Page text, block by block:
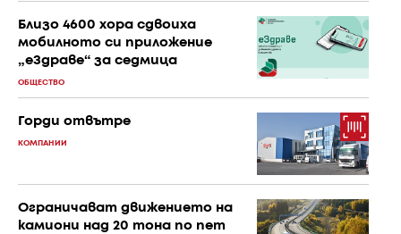
Близо 4600 хора сдвоиха
мобилното си приложение
„еЗдраве“ за седмица
ОБЩЕСТВО
Горди отвътре
КОМПАНИИ
Ограничават движението на
камиони над 20 тона по пет